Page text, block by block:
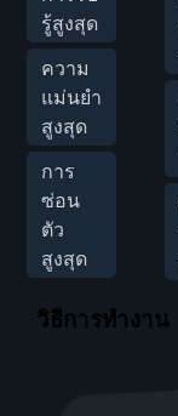
รู้สูงสุด
ความ
แม่นยำ
สูงสุด
การ
ซ่อน
ตัว
สูงสุด
วิธีการทำงาน